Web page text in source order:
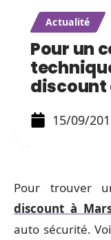
Actualité
Pour un
discount
15/09/
Pour trouver
discount à
auto sécurité.